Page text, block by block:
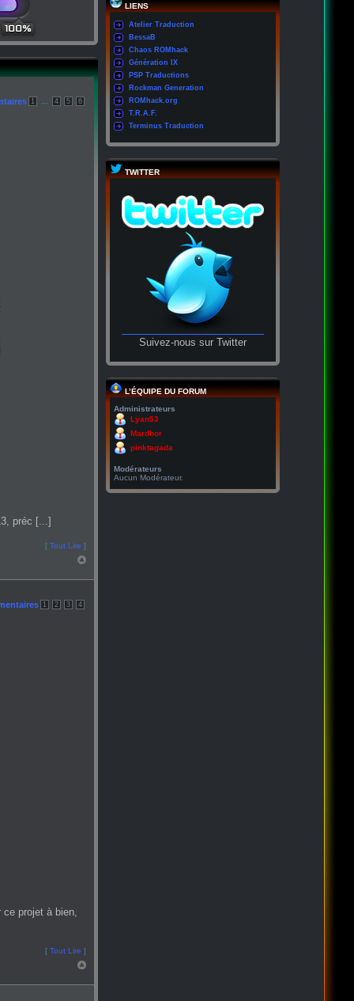
100%
1 4 5 6
préc [...]
[ Tout Lire ]
1 2 3 4
projet à bien,
[ Tout Lire ]
LIENS
Atelier Traduction
BessaB
Chaos ROMhack
Génération IX
PSP Traductions
Rockman Generation
ROMhack.org
T.R.A.F.
Terminus Traduction
TWITTER
Suivez-nous sur Twitter
L’ÉQUIPE DU FORUM
Administrateurs
Lyan53
Mardhor
pinktagada
Modérateurs
Aucun Modérateur.